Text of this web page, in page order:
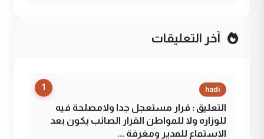
آخر التعليقات
1 hadi
التعليق : قرار مستعجل جدا ولامصلحة فيه
للوزاره ولا للمواطن القرار الصائب يكون بعد
الاستماع للمدير ومغرفة ...